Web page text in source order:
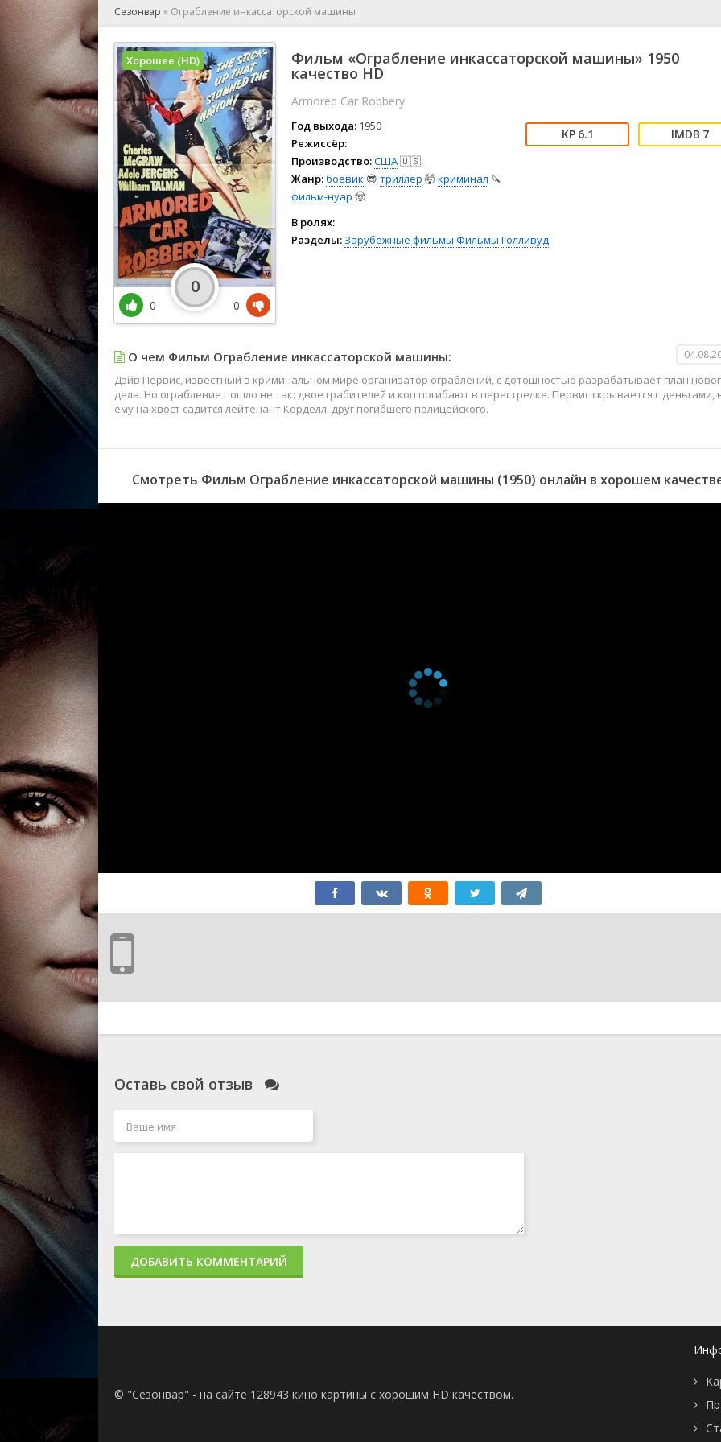
🕺 Мюзикл
👨‍💼 Новости
🎒 Приключения
🎤 Ток-шоу
🧙‍♀️ Фантастика
🤠 Фильм-нуар
🧝‍♂️ Фэнтези
🏅 Церемония
Сезонвар » Ограбление инкассаторской машины
Фильм «Ограбление инкассаторской машины» 1950
качество HD
Armored Car Robbery
Год выхода: 1950
Режиссёр:
Производство:США🇺🇸
Жанр:боевик 😎 триллер 🤯криминал 🔪
фильм-нуар 🤠
6.1 7
В ролях:
Разделы: Зарубежные фильмы Фильмы Голливуд
Хорошее (HD)
0
0
0
О чем Фильм Ограбление инкассаторской машины:
Дэйв Первис, известный в криминальном мире организатор ограблений, с дотошностью разрабатывает план
дела. Но ограбление пошло не так: двое грабителей и коп погибают в перестрелке. Первис скрывается с деньгами,
ему на хвост садится лейтенант Корделл, друг погибшего полицейского.
Смотреть Фильм Ограбление инкассаторской машины (1950) онлайн в хорошем
Оставь свой отзыв
ДОБАВИТЬ КОММЕНТАРИЙ
© "Сезонвар" - на сайте 128943 кино картины с хорошим HD качеством.